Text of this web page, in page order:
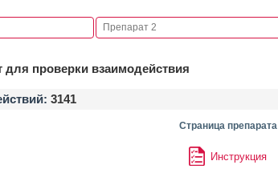
для проверки взаимодействия
3141
Страница препарата
Инструкция